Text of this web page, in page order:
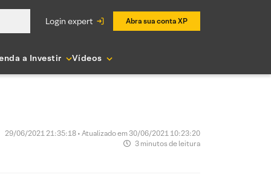
login expert Abra sua conta XP
a Investir Vídeos
29/06/2021 21:35:18 • Atualizado em 30/06/2021 10:23:20
3 minutos de leitura